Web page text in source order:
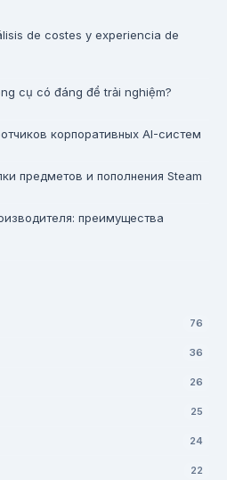
de costes y experiencia de
cụ có đáng để trải nghiệm?
корпоративных AI-систем
предметов и пополнения Steam
преимущества
76
36
26
25
24
22